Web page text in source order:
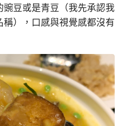
豆或是青豆（我先承認我
），口感與視覺感都沒有